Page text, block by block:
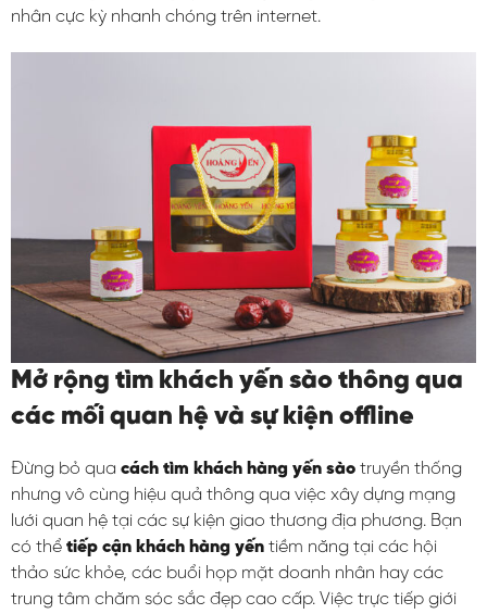
nhân cực kỳ nhanh chóng trên internet.
Mở rộng tìm khách yến sào thông qua
các mối quan hệ và sự kiện offline
Đừng bỏ qua cách tìm khách hàng yến sào truyền thống
nhưng vô cùng hiệu quả thông qua việc xây dựng mạng
lưới quan hệ tại các sự kiện giao thương địa phương. Bạn
có thể tiếp cận khách hàng yến tiềm năng tại các hội
thảo sức khỏe, các buổi họp mặt doanh nhân hay các
trung tâm chăm sóc sắc đẹp cao cấp. Việc trực tiếp giới